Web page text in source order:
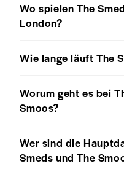
Wo spielen The
London?
Wie lange läuft The
Worum geht es bei
Smoos?
Wer sind die
Smeds und The